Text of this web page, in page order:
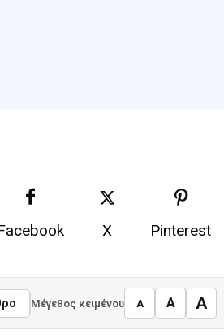
X Pinterest
Μέγεθος κειμένου A A A